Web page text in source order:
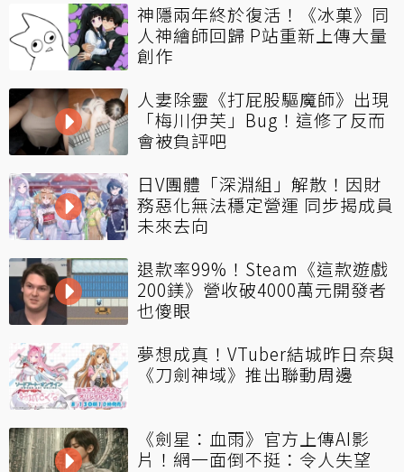
神隱兩年終於復活！《冰菓》同
人神繪師回歸 P站重新上傳大量
創作
人妻除靈《打屁股驅魔師》出現
「梅川伊芙」Bug！這修了反而
會被負評吧
日V團體「深淵組」解散！因財
務惡化無法穩定營運 同步揭成員
未來去向
退款率99%！Steam《這款遊戲
200鎂》營收破4000萬元開發者
也傻眼
夢想成真！VTuber結城昨日奈與
《刀劍神域》推出聯動周邊
《劍星：血雨》官方上傳AI影
片！網一面倒不挺：令人失望